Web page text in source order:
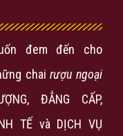
đem đến cho
chairượu ngoại
ĐẲNG CẤP,
TẾ và DỊCH VỤ